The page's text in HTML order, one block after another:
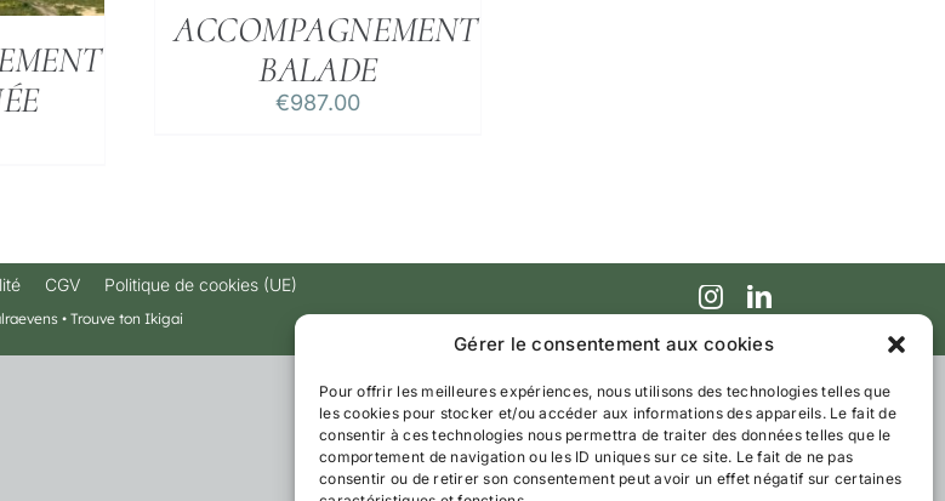
Gérer le consentement aux cookies
Pour offrir les meilleures expériences, nous utilisons des technologies telles que
les cookies pour stocker et/ou accéder aux informations des appareils. Le fait de
consentir à ces technologies nous permettra de traiter des données telles que le
comportement de navigation ou les ID uniques sur ce site. Le fait de ne pas
consentir ou de retirer son consentement peut avoir un effet négatif sur certaines
ACCOMPAGNEMENT
BALADE
€987.00
CGV Politique de cookies (UE)
• Trouve ton Ikigai